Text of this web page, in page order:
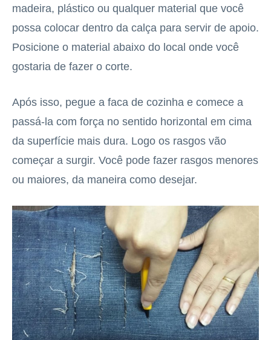
madeira, plástico ou qualquer material que você
possa colocar dentro da calça para servir de apoio.
Posicione o material abaixo do local onde você
gostaria de fazer o corte.
Após isso, pegue a faca de cozinha e comece a
passá-la com força no sentido horizontal em cima
da superfície mais dura. Logo os rasgos vão
começar a surgir. Você pode fazer rasgos menores
ou maiores, da maneira como desejar.